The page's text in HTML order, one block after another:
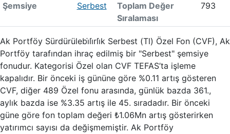
Şemsiye
Serbest
Toplam Değer
Sıralaması
793
Ak Portföy Sürdürülebi̇li̇rli̇k Serbest (Tl) Özel Fon (CVF), Ak
Portföy tarafından ihraç edilmiş bir "Serbest" şemsiye
fonudur. Kategorisi Özel olan CVF TEFAS’ta işleme
kapalıdır. Bir önceki iş gününe göre %0.11 artış gösteren
CVF, diğer 489 Özel fonu arasında, günlük bazda 361.,
aylık bazda ise %3.35 artış ile 45. sıradadır. Bir önceki
güne göre fon toplam değeri ₺1.06Mn artış gösterirken
yatırımcı sayısı da değişmemiştir. Ak Portföy